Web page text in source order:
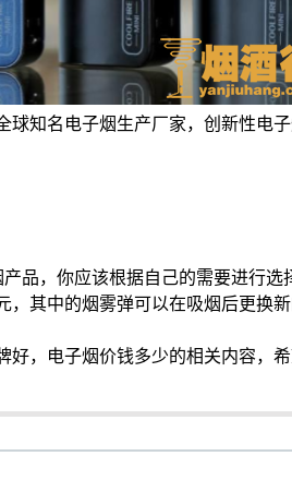
知名电子烟生产厂家，创新性
品，你应该根据自己的需要进行
，其中的烟雾弹可以在吸烟后更换
好，电子烟价钱多少的相关内容